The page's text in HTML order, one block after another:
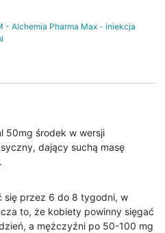
- Alchemia Pharma Max - iniekcja
50mg środek w wersji
dający suchą masę
się przez 6 do 8 tygodni, w
to, że kobiety powinny sięgać
a mężczyźni po 50-100 mg